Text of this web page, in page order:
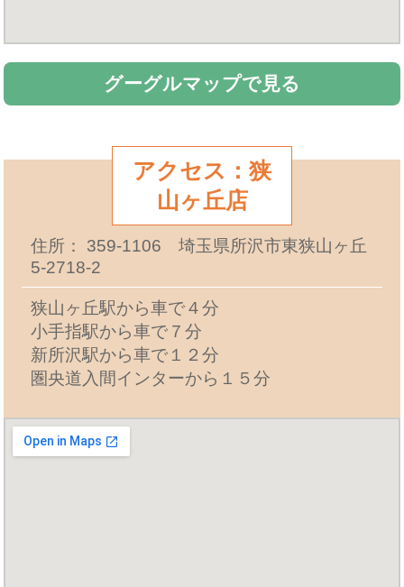
グーグルマップで見る
アクセス：狭
山ヶ丘店
住所： 359-1106 埼玉県所沢市東狭山ヶ丘
5-2718-2
狭山ヶ丘駅から車で４分
小手指駅から車で７分
新所沢駅から車で１２分
圏央道入間インターから１５分